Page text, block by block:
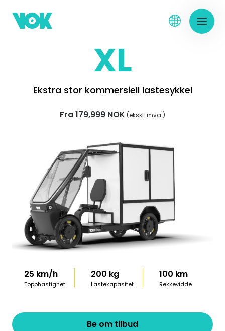
XL
Ekstra stor kommersiell lastesykkel
Fra 179,999 NOK (ekskl. mva.)
25 km/h
Topphastighet
200 kg
Lastekapasitet
100 km
Rekkevidde
Be om tilbud